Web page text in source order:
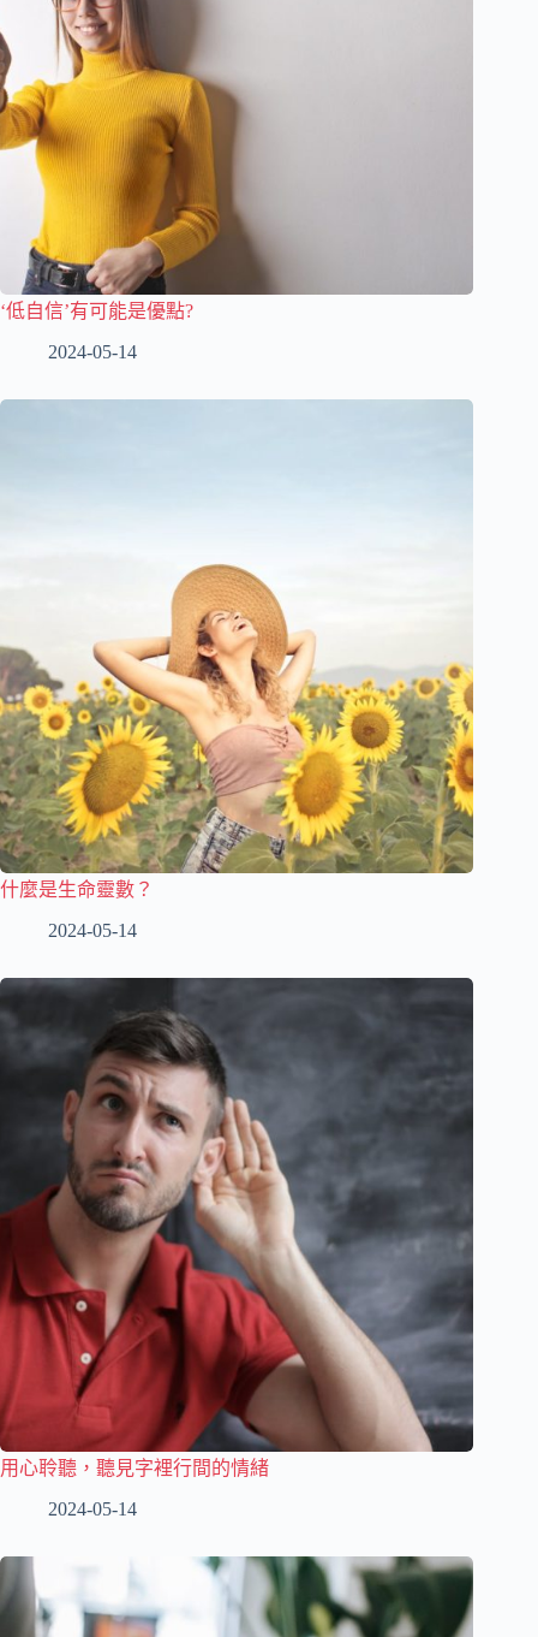
‘低自信’有可能是優點?
2024-05-14
什麼是生命靈數？
2024-05-14
用心聆聽，聽見字裡行間的情緒
2024-05-14